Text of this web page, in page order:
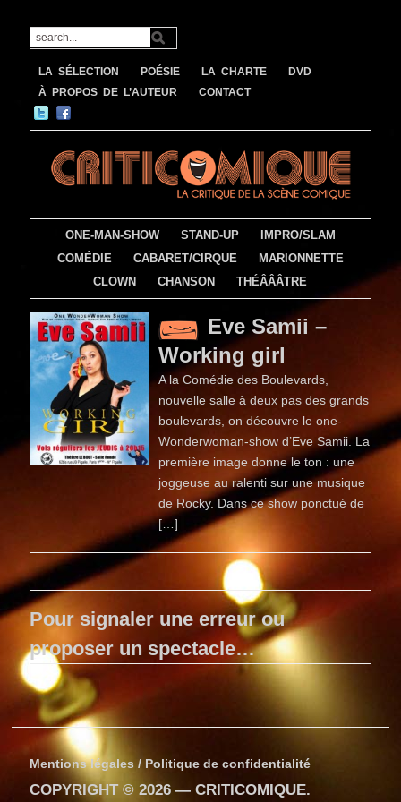
LA SÉLECTION POÉSIE LA CHARTE
DVD
À PROPOS DE L’AUTEUR
CONTACT
ONE-MAN-SHOW STAND-UP
IMPRO/SLAM
COMÉDIE
CABARET/CIRQUE
MARIONNETTE
CLOWN
CHANSON THÉÂÂÂTRE
Eve Samii –
Working girl
A la Comédie des Boulevards,
nouvelle salle à deux pas des grands
boulevards, on découvre le one-
Wonderwoman-show d’Eve Samii. La
première image donne le ton : une
joggeuse au ralenti sur une musique
de Rocky. Dans ce show ponctué de
[…]
Pour signaler une erreur ou
proposer un spectacle…
Mentions légales / Politique de confidentialité
COPYRIGHT © 2026 —CRITICOMIQUE.